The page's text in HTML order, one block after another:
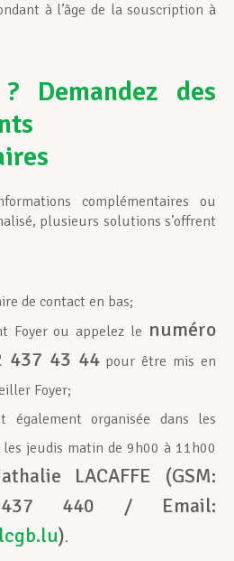
à l’âge de la souscription à
Demandez des
complémentaires ou
plusieurs solutions s’offrent
de contact en bas;
Foyer ou appelez le numéro
437 43 44pour être mis en
Foyer;
également organisée dans les
jeudis matin de 9h00 à 11h00
LACAFFE (GSM:
440 / Email:
).